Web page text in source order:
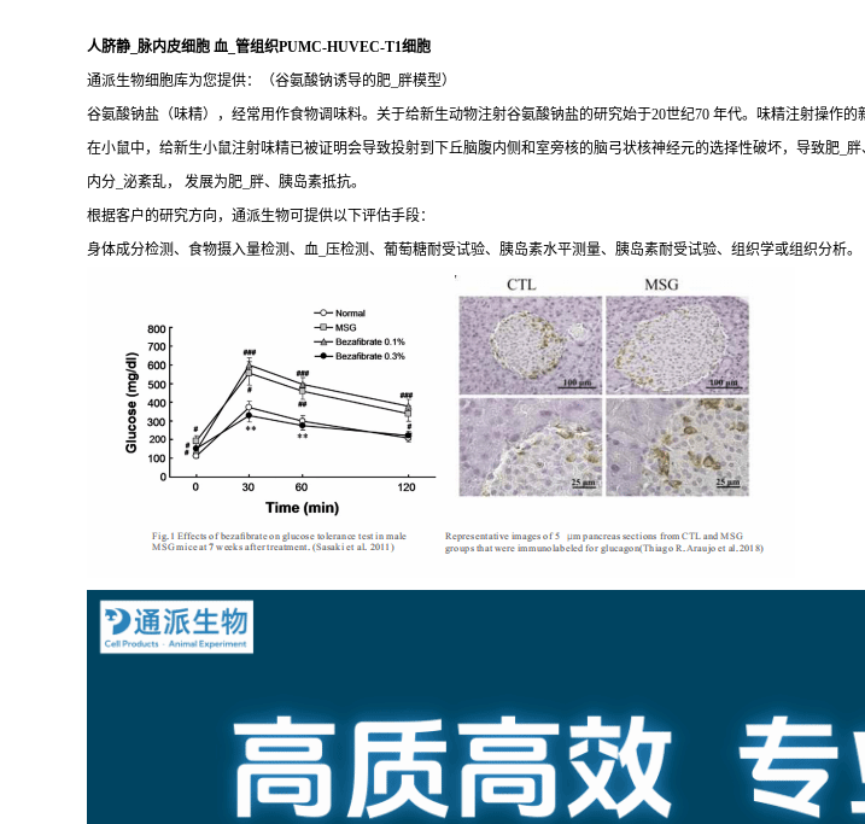
人脐静_脉内皮细胞 血_管组织PUMC-HUVEC-T1细胞
通派生物细胞库为您提供：（谷氨酸钠诱导的肥_胖模型）
谷氨酸钠盐（味精），经常用作食物调味料。关于给新生动物注射谷氨酸钠盐的研究始于20世纪70 年代。味精注射操作
在小鼠中，给新生小鼠注射味精已被证明会导致投射到下丘脑腹内侧和室旁核的脑弓状核神经元的选择性破坏，导致肥
内分_泌紊乱， 发展为肥_胖、胰岛素抵抗。
根据客户的研究方向，通派生物可提供以下评估手段：
身体成分检测、食物摄入量检测、血_压检测、葡萄糖耐受试验、胰岛素水平测量、胰岛素耐受试验、组织学或组织分析。